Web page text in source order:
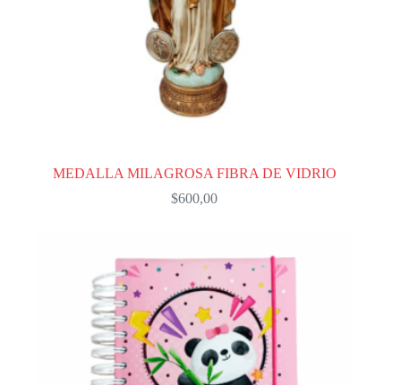
MEDALLA MILAGROSA FIBRA DE VIDRIO
$600,00